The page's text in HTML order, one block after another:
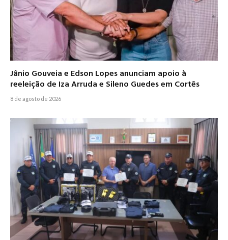
Jânio Gouveia e Edson Lopes anunciam apoio à
reeleição de Iza Arruda e Sileno Guedes em Cortês
8 de agosto de 2026